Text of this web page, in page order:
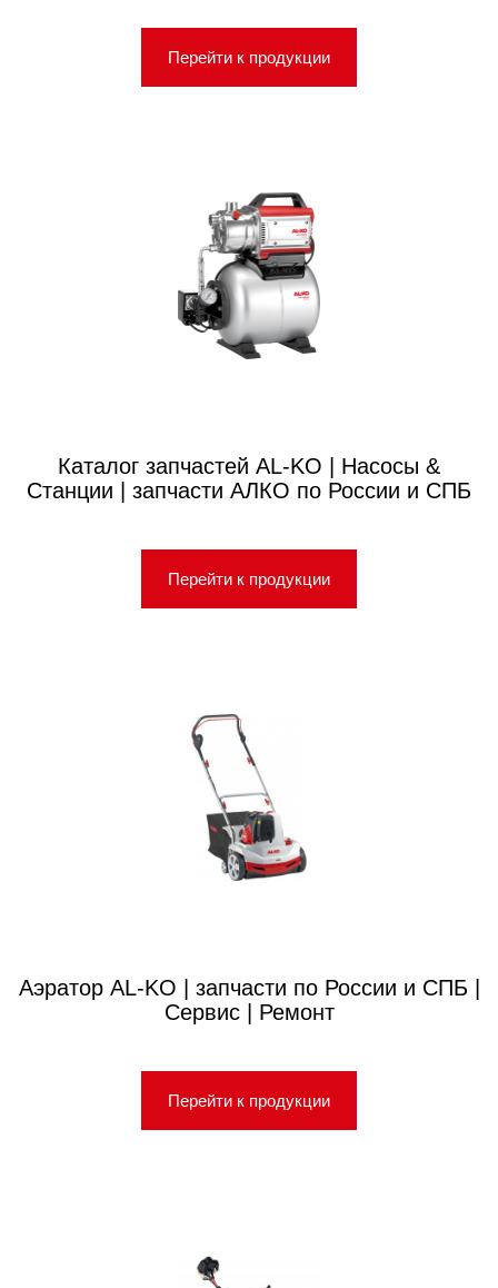
Перейти к продукции
Каталог запчастей AL-KO | Насосы &
Станции | запчасти АЛКО по России и СПБ
Перейти к продукции
Аэратор AL-KO | запчасти по России и СПБ |
Сервис | Ремонт
Перейти к продукции